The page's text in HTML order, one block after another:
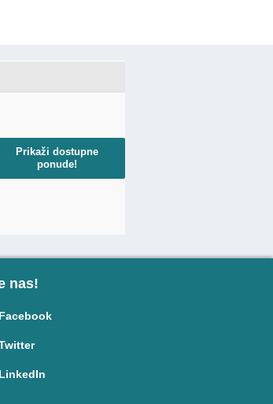
Prikaži dostupne
ponude!
nas!
Facebook
LinkedIn